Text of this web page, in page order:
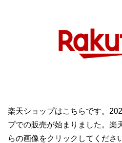
楽天ショップはこちらです。
プでの販売が始まりました。楽
らの画像をクリックしてくださ